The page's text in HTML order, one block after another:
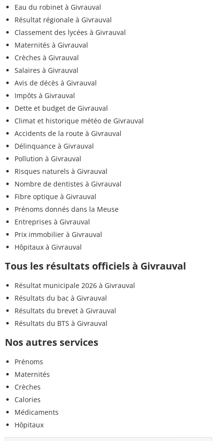
Eau du robinet à Givrauval
Résultat régionale à Givrauval
Classement des lycées à Givrauval
Maternités à Givrauval
Crèches à Givrauval
Salaires à Givrauval
Avis de décès à Givrauval
Impôts à Givrauval
Dette et budget de Givrauval
Climat et historique météo de Givrauval
Accidents de la route à Givrauval
Délinquance à Givrauval
Pollution à Givrauval
Risques naturels à Givrauval
Nombre de dentistes à Givrauval
Fibre optique à Givrauval
Prénoms donnés dans la Meuse
Entreprises à Givrauval
Prix immobilier à Givrauval
Hôpitaux à Givrauval
Tous les résultats officiels à Givrauval
Résultat municipale 2026 à Givrauval
Résultats du bac à Givrauval
Résultats du brevet à Givrauval
Résultats du BTS à Givrauval
Nos autres services
Prénoms
Maternités
Crèches
Calories
Médicaments
Hôpitaux